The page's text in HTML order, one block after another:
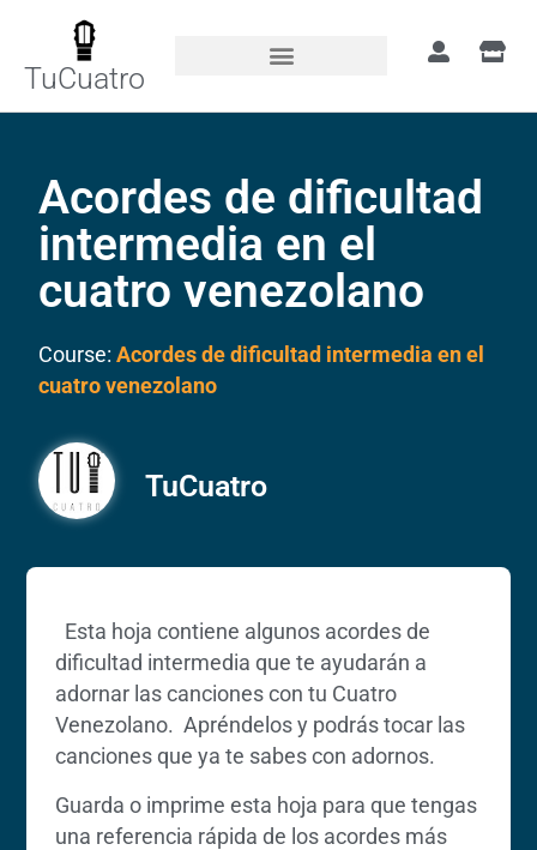
TuCuatro
Acordes de dificultad
intermedia en el
cuatro venezolano
Course: Acordes de dificultad intermedia en el
cuatro venezolano
TuCuatro
Esta hoja contiene algunos acordes de
dificultad intermedia que te ayudarán a
adornar las canciones con tu Cuatro
Venezolano. Apréndelos y podrás tocar las
canciones que ya te sabes con adornos.
Guarda o imprime esta hoja para que tengas
una referencia rápida de los acordes más